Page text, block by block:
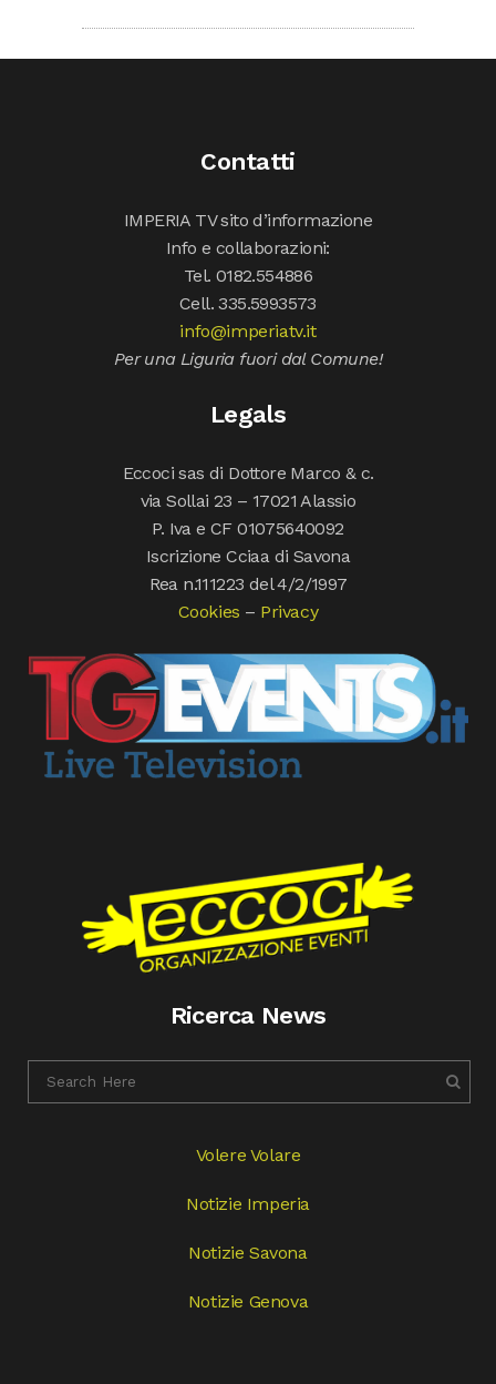
Contatti
IMPERIA TV sito d’informazione
Info e collaborazioni:
Tel. 0182.554886
Cell. 335.5993573
info@imperiatv.it
Per una Liguria fuori dal Comune!
Legals
Eccoci sas di Dottore Marco & c.
via Sollai 23 – 17021 Alassio
P. Iva e CF 01075640092
Iscrizione Cciaa di Savona
Rea n.111223 del 4/2/1997
Cookies – Privacy
Ricerca News
Volere Volare
Notizie Imperia
Notizie Savona
Notizie Genova